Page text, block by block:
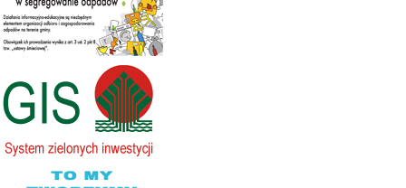
zł
........
czytaj więcej...
Kwota naboru na 2025r. na zadania bieżące:
000,00 zł
Maksymalna kwota dofinansowania na jedno
przedsięwzięcie objęte wnioskiem nie może
przekroczyć8 000,00 zł.
......
czytaj więcej...